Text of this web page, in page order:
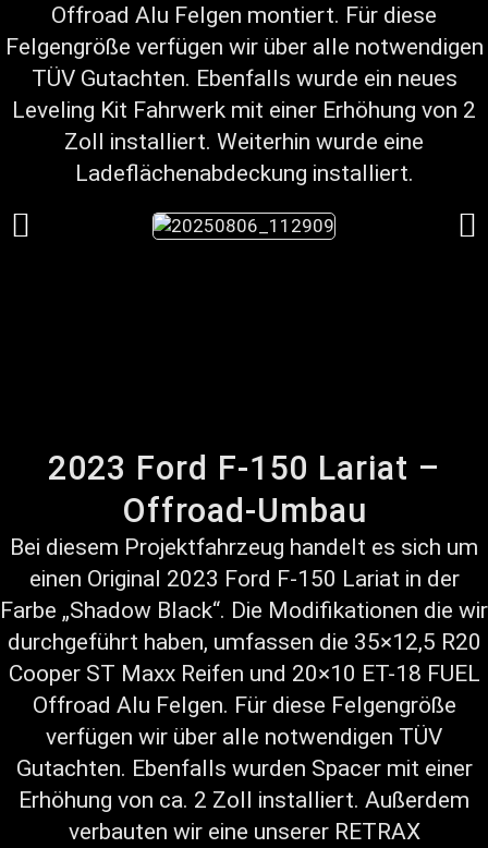
Offroad Alu Felgen montiert. Für diese
Felgengröße verfügen wir über alle notwendigen
TÜV Gutachten. Ebenfalls wurde ein neues
Leveling Kit Fahrwerk mit einer Erhöhung von 2
Zoll installiert. Weiterhin wurde eine
Ladeflächenabdeckung installiert.
2023 Ford F-150 Lariat –
Offroad-Umbau
Bei diesem Projektfahrzeug handelt es sich um
einen Original 2023 Ford F-150 Lariat in der
Farbe „Shadow Black“. Die Modifikationen die wir
durchgeführt haben, umfassen die 35×12,5 R20
Cooper ST Maxx Reifen und 20×10 ET-18 FUEL
Offroad Alu Felgen. Für diese Felgengröße
verfügen wir über alle notwendigen TÜV
Gutachten. Ebenfalls wurden Spacer mit einer
Erhöhung von ca. 2 Zoll installiert. Außerdem
verbauten wir eine unserer RETRAX